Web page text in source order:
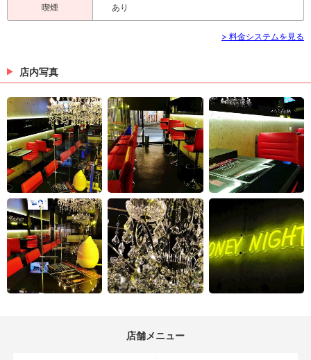
喫煙 あり
> 料金システムを見る
店内写真
店舗メニュー